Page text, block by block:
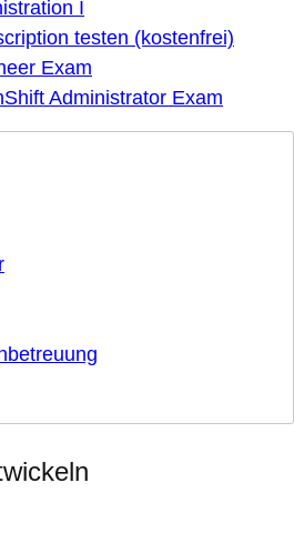
I
testen (kostenfrei)
Exam
Administrator Exam